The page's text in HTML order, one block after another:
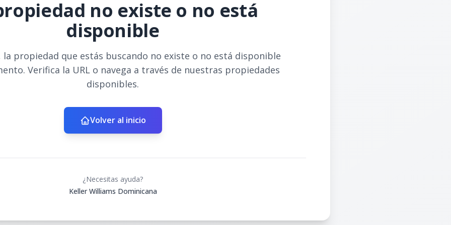
no existe o no está
disponible
propiedad que estás buscando no existe o no está disponible
Verifica la URL o navega a través de nuestras propiedades
disponibles.
Volver al inicio
¿Necesitas ayuda?
Keller Williams Dominicana